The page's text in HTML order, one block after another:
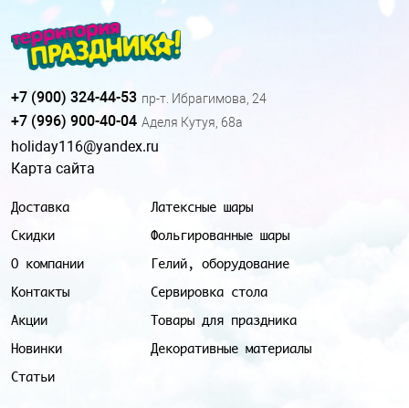
Доставка
Скидки
О компании
Контакты
Акции
Новинки
Статьи
Латексные шары
Фольгированные шары
Гелий, оборудование
Сервировка стола
Товары для праздника
Декоративные материалы
+7 (900) 324-44-53 пр-т. Ибрагимова, 24
+7 (996) 900-40-04 Аделя Кутуя, 68а
holiday116@yandex.ru
Карта сайта